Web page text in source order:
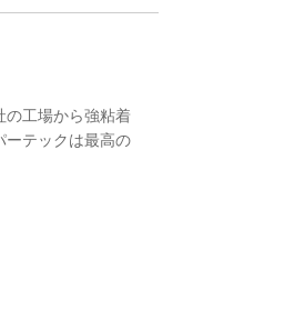
の工場から強粘着
ーテックは最高の